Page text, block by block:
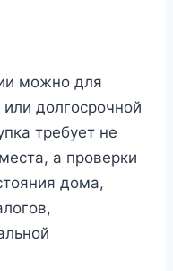
можно для
долгосрочной
требует не
а проверки
дома,